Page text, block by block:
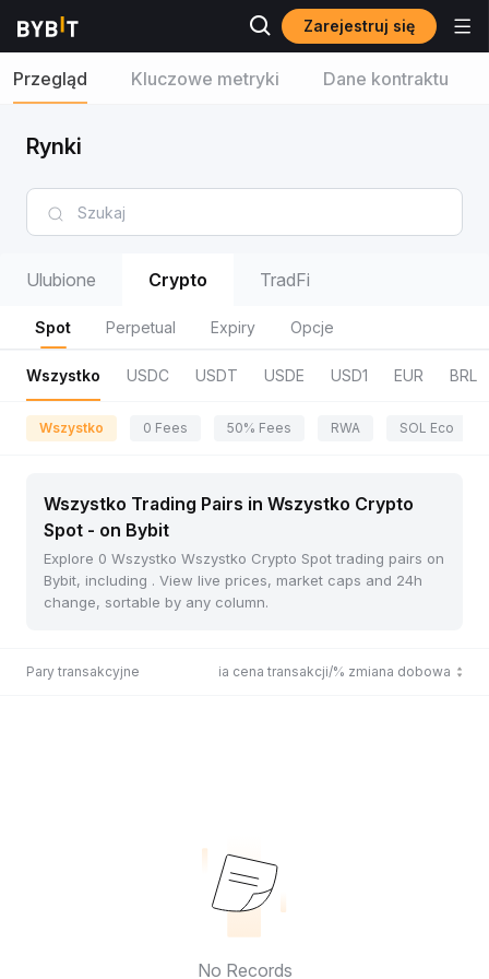
Zarejestruj się
Przegląd Kluczowe metryki Dane kontraktu
Rynki
Ulubione Crypto TradFi
Spot Perpetual Expiry Opcje
Wszystko USDC USDT USDE USD1 EUR BRL
Wszystko 0 Fees 50% Fees RWA SOL Eco
Wszystko Trading Pairs in Wszystko Crypto
Spot - on Bybit
Explore 0 Wszystko Wszystko Crypto Spot trading pairs on
Bybit, including . View live prices, market caps and 24h
change, sortable by any column.
Pary transakcyjne Ostatnia cena transakcji/% zmiana dobowa
No Records